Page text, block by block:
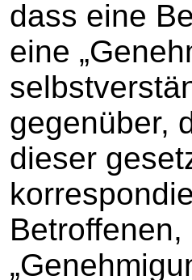
dass eine
eine
gegenüber,
dieser